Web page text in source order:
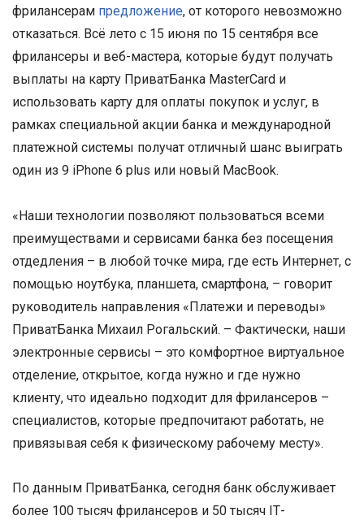
фрилансерам предложение, от которого невозможно
отказаться. Всё лето с 15 июня по 15 сентября все
фрилансеры и веб-мастера, которые будут получать
выплаты на карту ПриватБанка MasterCard и
использовать карту для оплаты покупок и услуг, в
рамках специальной акции банка и международной
платежной системы получат отличный шанс выиграть
один из 9 iPhone 6 plus или новый MacBook.
«Наши технологии позволяют пользоваться всеми
преимуществами и сервисами банка без посещения
отдедления – в любой точке мира, где есть Интернет, с
помощью ноутбука, планшета, смартфона, – говорит
руководитель направления «Платежи и переводы»
ПриватБанка Михаил Рогальский. – Фактически, наши
электронные сервисы – это комфортное виртуальное
отделение, открытое, когда нужно и где нужно
клиенту, что идеально подходит для фрилансеров –
специалистов, которые предпочитают работать, не
привязывая себя к физическому рабочему месту».
По данным ПриватБанка, сегодня банк обслуживает
более 100 тысяч фрилансеров и 50 тысяч ІТ-